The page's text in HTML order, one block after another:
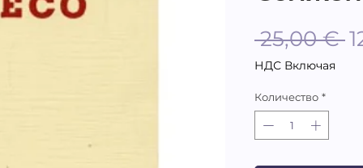
25,00 €
НДС Включая
Количество *